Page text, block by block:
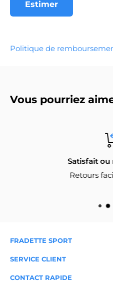
Estimer
Politique de
Vous pourriez
Satisfait ou
Retours
FRADETTE SPORT
SERVICE CLIENT
CONTACT RAPIDE